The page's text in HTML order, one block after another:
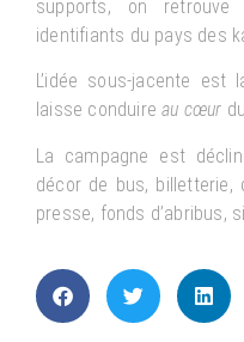
supports, on
identifiants du pays des
L’idée sous-jacente
laisse conduireau cœur
La campagne est
décor de bus, billetterie,
presse, fonds d’abribus,